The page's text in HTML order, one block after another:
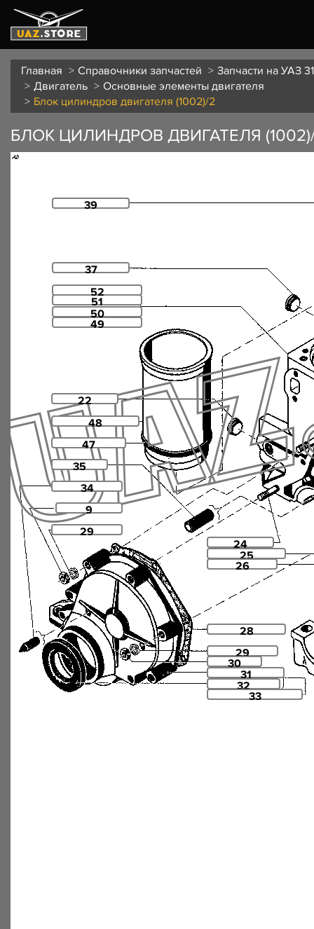
Главная Справочники запчастей
Запчасти на УАЗ
Двигатель
Основные элементы двигателя
Блок цилиндров двигателя (1002)/2
БЛОК ЦИЛИНДРОВ ДВИГАТЕЛЯ
9
22
24
25
26
28
29
29
30
31
32
33
34
35
37
39
47
48
49
50
51
52